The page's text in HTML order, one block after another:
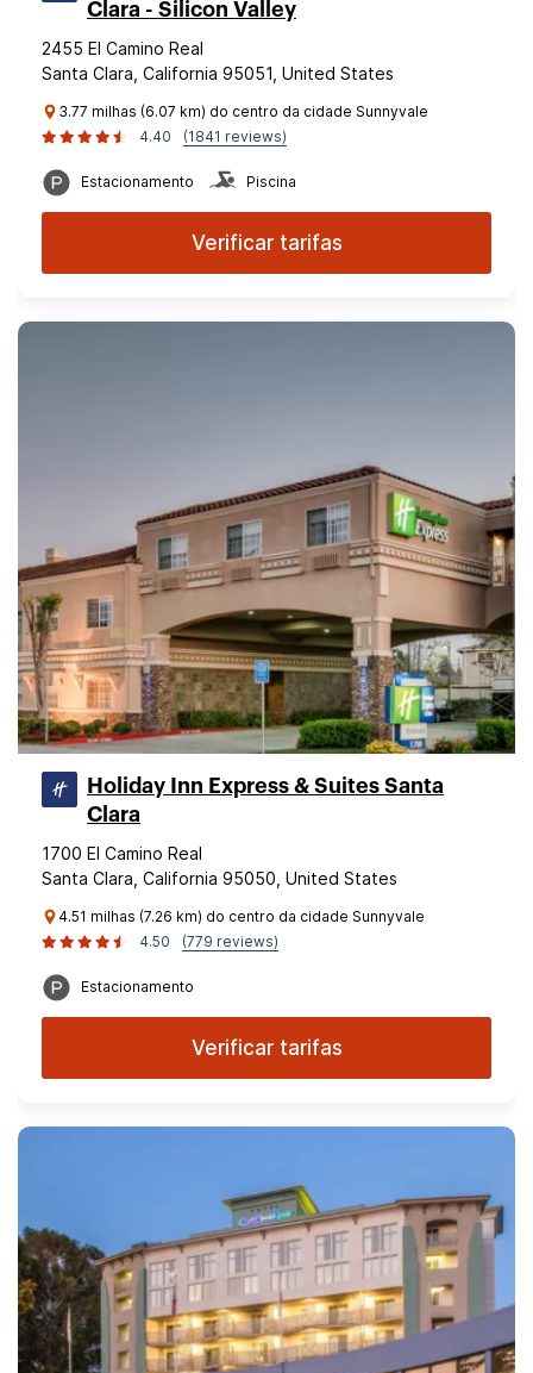
Clara - Silicon Valley
2455 El Camino Real
Santa Clara, California 95051, United States
3.77 milhas (6.07 km) do centro da cidade Sunnyvale
4.40
(1841 reviews)
Estacionamento Piscina
Verificar tarifas
Holiday Inn Express & Suites Santa
Clara
1700 El Camino Real
Santa Clara, California 95050, United States
4.51 milhas (7.26 km) do centro da cidade Sunnyvale
4.50
(779 reviews)
Estacionamento
Verificar tarifas